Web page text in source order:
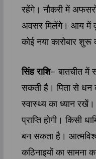
रहेंगे। नौकरी में
अवसर मिलेंगे। आय में
कोई नया कारोबार
सिंह राशि– बातचीत में
सकती है। पिता से धन
स्वास्‍थ्‍य का ध्यान
प्राप्ति होगी। किसी
बन सकता है।
कठिनाइयों का सामना